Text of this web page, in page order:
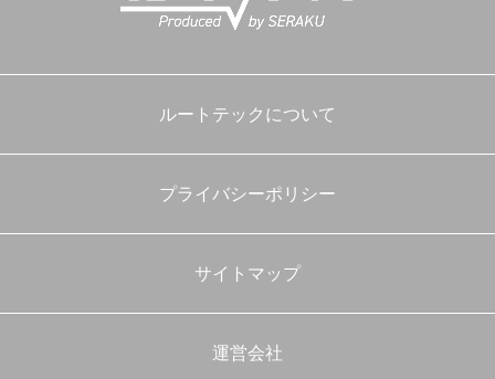
ルートテックについて
プライバシーポリシー
サイトマップ
運営会社